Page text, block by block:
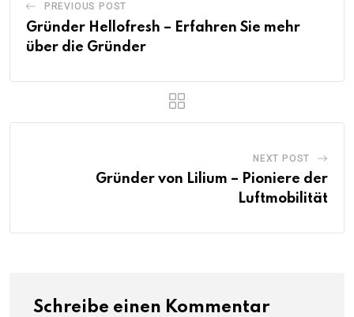
PREVIOUS POST
Gründer Hellofresh – Erfahren Sie mehr
über die Gründer
NEXT POST
Gründer von Lilium – Pioniere der
Luftmobilität
Schreibe einen Kommentar